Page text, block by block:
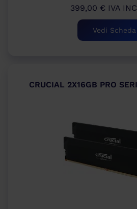
399,00 € IVA
Vedi Scheda
CRUCIAL 2X16GB PRO